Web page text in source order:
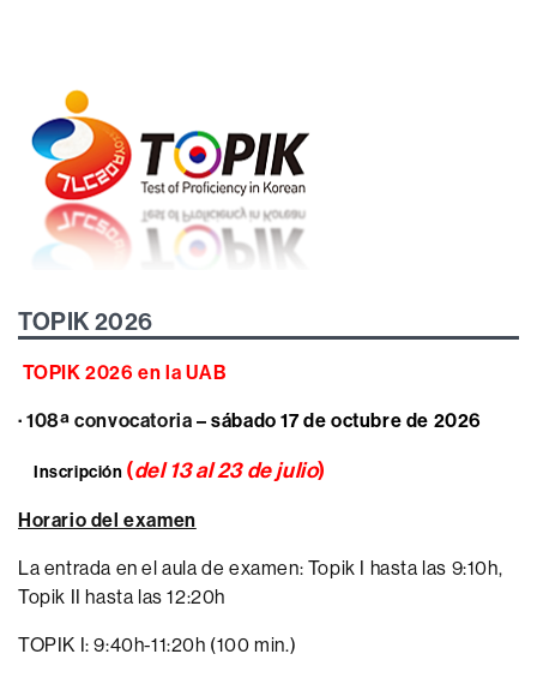
TOPIK 2026
TOPIK 2026 en la UAB
· 108ª convocatoria –sábado 17 de octubre de 2026
Inscripción (del 13 al 23 de julio)
Horario del examen
La entrada en el aula de examen: Topik I hasta las 9:10h,
Topik II hasta las 12:20h
TOPIK I: 9:40h-11:20h (100 min.)